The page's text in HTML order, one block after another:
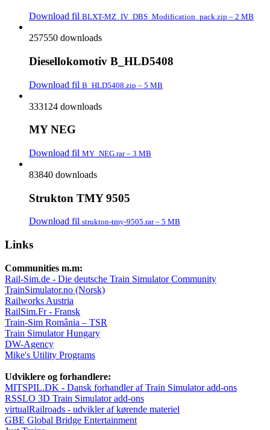
Download fil BLXT-MZ_IV_DBS_Modification_pack.zip – 2 MB
257550 downloads
Diesellokomotiv B_HLD5408
Download fil B_HLD5408.zip – 5 MB
333124 downloads
MY NEG
Download fil MY_NEG.rar – 3 MB
83840 downloads
Strukton TMY 9505
Download fil strukton-tmy-9505.rar – 5 MB
Links
Communities m.m:
Rail-Sim.de - Die deutsche Train Simulator Community
TrainSimulator.no (Norsk)
Railworks Austria
RailSim.Fr - Fransk
Train-Sim România – TSR
Train Simulator Hungary
DW-Agency
Mike's Utility Programs
Udviklere og forhandlere:
MITSPIL.DK - Dansk forhandler af Train Simulator add-ons
RSSLO 3D Train Simulator add-ons
virtualRailroads - udvikler af kørende materiel
GBE Global Bridge Entertainment